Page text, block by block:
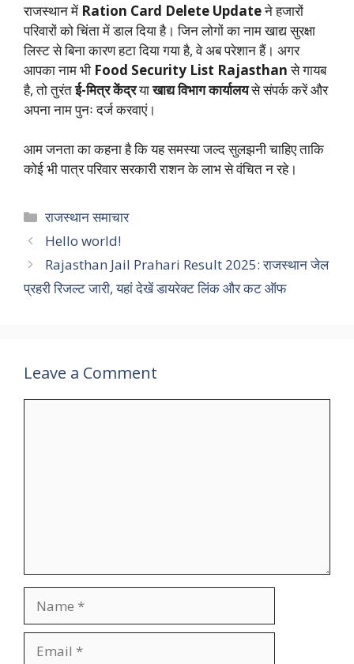
राजस्थान में Ration Card Delete Updateने हजारों
परिवारों को चिंता में डाल दिया है। जिन लोगों का नाम खाद्य सुरक्षा
लिस्ट से बिना कारण हटा दिया गया है, वे अब परेशान हैं। अगर
आपका नाम भी Food Security List Rajasthanसे गायब
है, तो तुरंतई-मित्र केंद्रयाखाद्य विभाग कार्यालयसे संपर्क करें और
अपना नाम पुनः दर्ज करवाएं।
आम जनता का कहना है कि यह समस्या जल्द सुलझनी चाहिए ताकि
कोई भी पात्र परिवार सरकारी राशन के लाभ से वंचित न रहे।
Categories
राजस्थान समाचार
Hello world!
Rajasthan Jail Prahari Result 2025: राजस्थान जेल
प्रहरी रिजल्ट जारी, यहां देखें डायरेक्ट लिंक और कट ऑफ
Leave a Comment